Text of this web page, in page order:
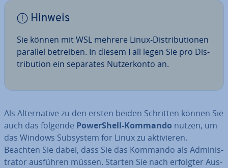
Hinweis
Sie können mit WSL mehrere Linux-Dis­tri­bu­tio­nen
parallel betreiben. In diesem Fall legen Sie pro Dis­
tri­bu­ti­on ein separates Nut­zer­kon­to an.
Als Al­ter­na­ti­ve zu den ersten beiden Schritten können Sie
auch das folgende Power­Shell-Kommando nutzen, um
das Windows Subsystem for Linux zu ak­ti­vie­ren.
Beachten Sie dabei, dass Sie das Kommando als Ad­mi­nis­
tra­tor ausführen müssen. Starten Sie nach erfolgter Aus­